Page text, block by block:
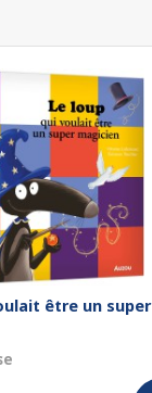
être un super